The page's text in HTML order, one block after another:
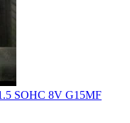
SOHC 8V G15MF